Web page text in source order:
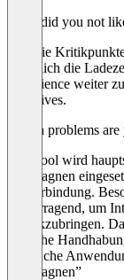
What did you not
Was die
Lediglich die
Experience weiter
Negatives.
Which problems
Das Tool wird
Kampagnen
Nutzerbindung.
hervorragend, um
zurückzubringen.
einfache
“Einfache
Kampagnen”